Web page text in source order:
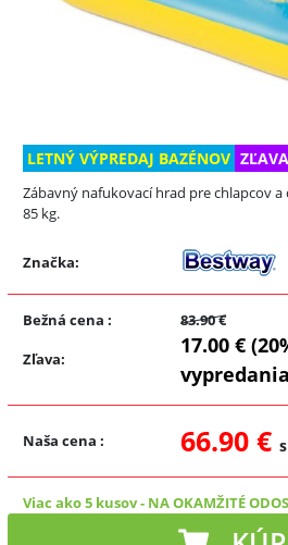
LETNÝ VÝPREDAJ BAZÉNOV ZĽAVA
Zábavný nafukovací hrad pre chlapcov
85 kg.
Značka:
Bežná cena : 83.90 €
Zľava:
17.00 €
Naša cena : 66.90 €
Viac ako 5 kusov- NA OKAMŽITÉ